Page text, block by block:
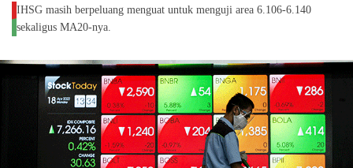
IHSG masih berpeluang menguat untuk menguji area 6.106-6.140
sekaligus MA20-nya.